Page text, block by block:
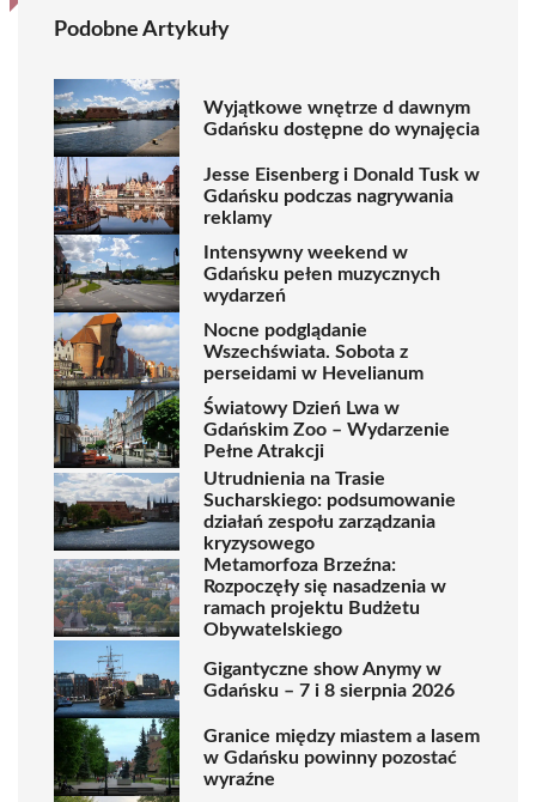
Podobne Artykuły
Wyjątkowe wnętrze d dawnym
Gdańsku dostępne do wynajęcia
Jesse Eisenberg i Donald Tusk w
Gdańsku podczas nagrywania
reklamy
Intensywny weekend w
Gdańsku pełen muzycznych
wydarzeń
Nocne podglądanie
Wszechświata. Sobota z
perseidami w Hevelianum
Światowy Dzień Lwa w
Gdańskim Zoo – Wydarzenie
Pełne Atrakcji
Utrudnienia na Trasie
Sucharskiego: podsumowanie
działań zespołu zarządzania
kryzysowego
Metamorfoza Brzeźna:
Rozpoczęły się nasadzenia w
ramach projektu Budżetu
Obywatelskiego
Gigantyczne show Anymy w
Gdańsku – 7 i 8 sierpnia 2026
Granice między miastem a lasem
w Gdańsku powinny pozostać
wyraźne